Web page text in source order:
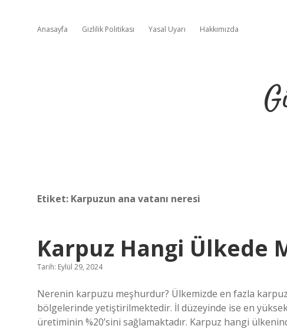
Anasayfa Gizlilik Politikası Yasal Uyarı Hakkımızda
Etiket: Karpuzun ana vatanı neresi
Karpuz Hangi Ülkede
Tarih: Eylül 29, 2024
Nerenin karpuzu meşhurdur? Ülkemizde en fazla
bölgelerinde yetiştirilmektedir. İl düzeyinde ise en
üretiminin %20’sini sağlamaktadır. Karpuz hangi